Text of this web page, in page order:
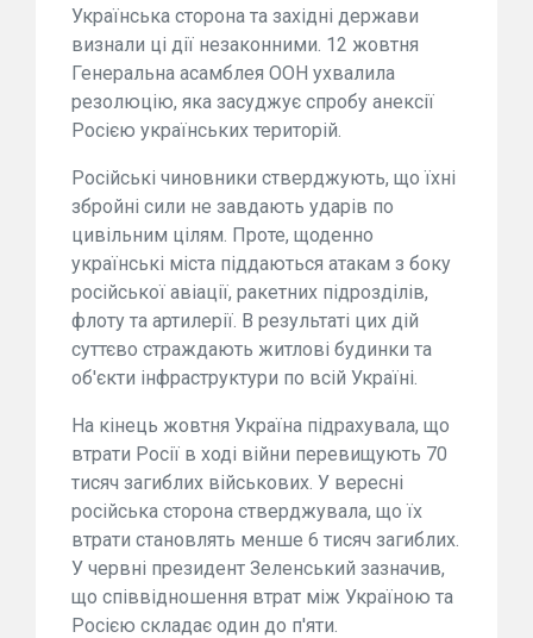
Українська сторона та західні держави
визнали ці дії незаконними. 12 жовтня
Генеральна асамблея ООН ухвалила
резолюцію, яка засуджує спробу анексії
Росією українських територій.
Російські чиновники стверджують, що їхні
збройні сили не завдають ударів по
цивільним цілям. Проте, щоденно
українські міста піддаються атакам з боку
російської авіації, ракетних підрозділів,
флоту та артилерії. В результаті цих дій
суттєво страждають житлові будинки та
об'єкти інфраструктури по всій Україні.
На кінець жовтня Україна підрахувала, що
втрати Росії в ході війни перевищують 70
тисяч загиблих військових. У вересні
російська сторона стверджувала, що їх
втрати становлять менше 6 тисяч загиблих.
У червні президент Зеленський зазначив,
що співвідношення втрат між Україною та
Росією складає один до п'яти.